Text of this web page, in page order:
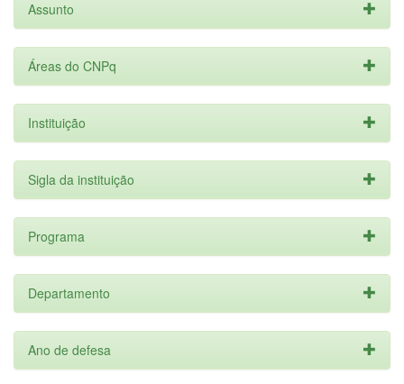
Assunto
Áreas do CNPq
Instituição
Sigla da instituição
Programa
Departamento
Ano de defesa